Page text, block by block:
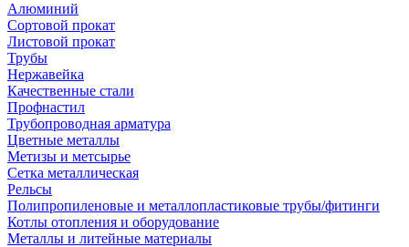
Алюминий
Сортовой прокат
Листовой прокат
Трубы
Нержавейка
Качественные стали
Профнастил
Трубопроводная арматура
Цветные металлы
Метизы и метсырье
Сетка металлическая
Рельсы
Полипропиленовые и металлопластиковые трубы/фитинги
Котлы отопления и оборудование
Металлы и литейные материалы